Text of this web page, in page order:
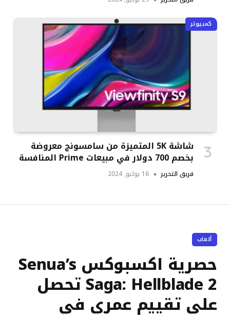
كمبيوتر
شاشة 5K المتميزة من سامسونج معروضة
بخصم 700 دولار في مبيعات Prime المنافسة
فريق التحرير 16 يوليو, 2024
ألعاب
حصرية اكسبوكس Senua’s
Saga: Hellblade 2 تحصل
على تقييم عمري في